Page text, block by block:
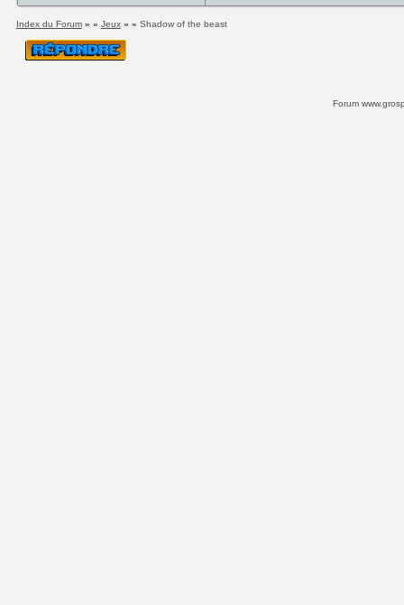
Index du Forum» » Jeux» » Shadow of the beast
Forum